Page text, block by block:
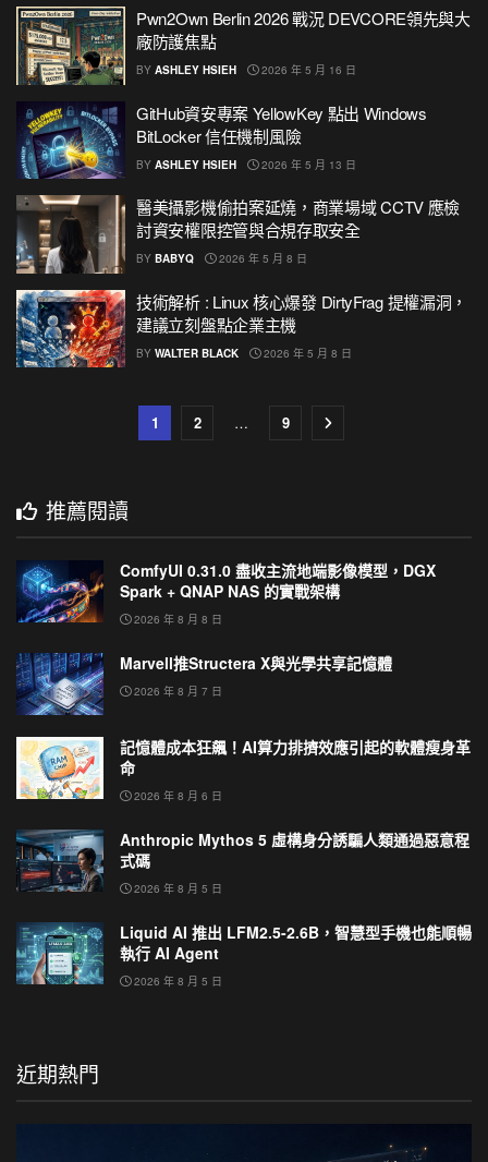
Pwn2Own Berlin 2026 戰況 DEVCORE領先與大
廠防護焦點
BY ASHLEY HSIEH 2026 年 5 月 16 日
GitHub資安專案 YellowKey 點出 Windows
BitLocker 信任機制風險
BY ASHLEY HSIEH 2026 年 5 月 13 日
醫美攝影機偷拍案延燒，商業場域 CCTV 應檢
討資安權限控管與合規存取安全
BY BABYQ 2026 年 5 月 8 日
技術解析 : Linux 核心爆發 DirtyFrag 提權漏洞，
建議立刻盤點企業主機
BY WALTER BLACK 2026 年 5 月 8 日
1 2 … 9
推薦閱讀
ComfyUI 0.31.0 盡收主流地端影像模型，DGX
Spark + QNAP NAS 的實戰架構
2026 年 8 月 8 日
Marvell推Structera X與光學共享記憶體
2026 年 8 月 7 日
記憶體成本狂飆！AI算力排擠效應引起的軟體瘦身革
命
2026 年 8 月 6 日
Anthropic Mythos 5 虛構身分誘騙人類通過惡意程
式碼
2026 年 8 月 5 日
Liquid AI 推出 LFM2.5-2.6B，智慧型手機也能順暢
執行 AI Agent
2026 年 8 月 5 日
近期熱門